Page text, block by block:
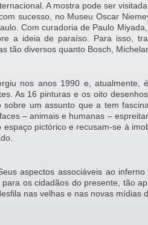
A mostra pode ser
sucesso, no Museu Oscar
Com curadoria de Paulo
a ideia de paraíso. Para isso,
tão diversos quanto Bosch,
nos anos 1990 e, atualmente,
As 16 pinturas e os oito
sobre um assunto que a tem
– animais e humanas –
espaço pictórico e recusam-se à
aspectos associáveis ao
os cidadãos do presente, tão
nas velhas e nas novas mídias